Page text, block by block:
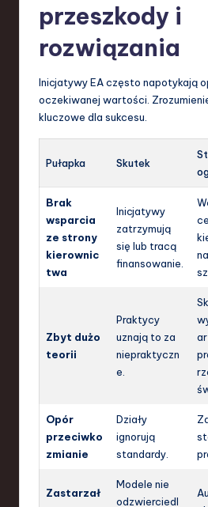
przeszkody i
rozwiązania
Inicjatywy EA często napotykają
oczekiwanej wartości.
kluczowe dla sukcesu.
Pułapka Skutek
Brak
wsparcia
ze strony
kierownic
twa
Inicjatywy
zatrzymują
się lub tracą
finansowanie.
Zbyt dużo
teorii
Praktycy
uznają to za
niepraktyczn
e.
Opór
przeciwko
zmianie
Działy
ignorują
standardy.
Zastarzał
Modele nie
odzwierciedl